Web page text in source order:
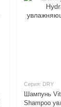
Серия: DRY
Шампунь
Shampoo